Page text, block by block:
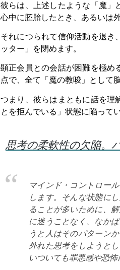
彼らは、上述したような「魔」
心中に胚胎したとき、あるいは
それにつられて信仰活動を退き
ッター」を閉めます。
顕正会員との会話が困難を極め
点で、全て「魔の教唆」として
つまり、彼らはまともに話を理
とを拒んでいる」状態に陥って
思考の柔軟性の欠陥。
マインド・コントロー
します。そんな状態に
ることが多いために、
に迷うことなく、なか
うと人はそのパターン
外れた思考をしようと
いついても罪悪感や恐怖